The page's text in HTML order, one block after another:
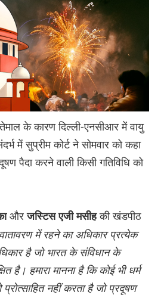
के कारण दिल्ली-एनसीआर में वायु
में सुप्रीम कोर्ट ने सोमवार को कहा
पैदा करने वाली किसी गतिविधि को
औरजस्टिस एजी मसीहकी खंडपीठ
में रहने का अधिकार प्रत्येक
है जो भारत के संविधान के
है। हमारा मानना है कि कोई भी धर्म
प्रोत्साहित नहीं करता है जो प्रदूषण